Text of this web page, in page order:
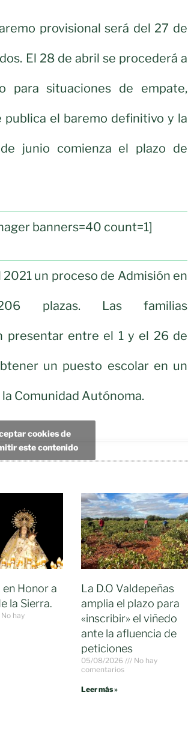
provisional será del 27 de
El 28 de abril se procederá a
para situaciones de empate,
el baremo definitivo y la
junio comienza el plazo de
banners=40 count=1]
un proceso de Admisión en
plazas. Las familias
presentar entre el 1 y el 26 de
un puesto escolar en un
Comunidad Autónoma.
cookies de
este contenido
Honor a
la Sierra.
hay
La D.O Valdepeñas
amplia el plazo para
«inscribir» el viñedo
ante la afluencia de
peticiones
05/08/2026
No hay
comentarios
Leer más »